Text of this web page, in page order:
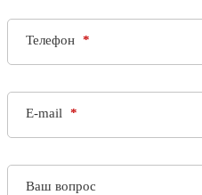
Телефон
E-mail
Ваш вопрос